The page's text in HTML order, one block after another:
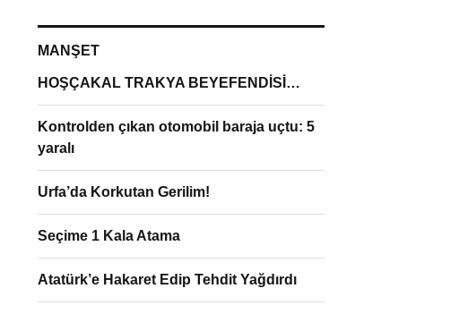
MANŞET
HOŞÇAKAL TRAKYA BEYEFENDİSİ…
Kontrolden çıkan otomobil baraja uçtu: 5
yaralı
Urfa’da Korkutan Gerilim!
Seçime 1 Kala Atama
Atatürk’e Hakaret Edip Tehdit Yağdırdı